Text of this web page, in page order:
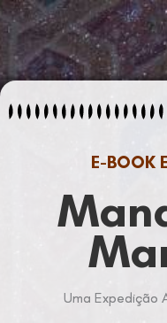
E-BOOK
Uma Expedição